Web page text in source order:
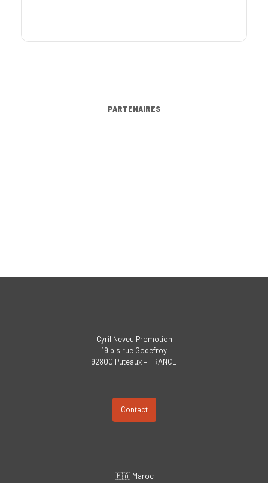
PARTENAIRES
Cyril Neveu Promotion
19 bis rue Godefroy
92800 Puteaux – FRANCE
Contact
🇲🇦 Maroc